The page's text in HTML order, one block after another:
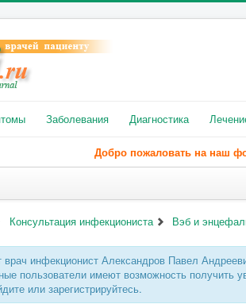
Заболевания Диагностика
Добро пожаловать на наш
Консультация инфекциониста Вэб и
врач инфекционист Александров Павел
пользователи имеют возможность получить
или зарегистрируйтесь.